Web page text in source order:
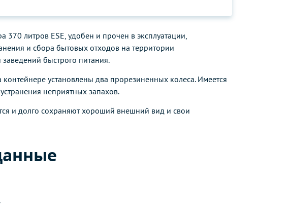
370 литров ESE, удобен и прочен в эксплуатации,
и сбора бытовых отходов на территории
быстрого питания.
установлены два прорезиненных колеса. Имеется
неприятных запахов.
и долго сохраняют хороший внешний вид и свои